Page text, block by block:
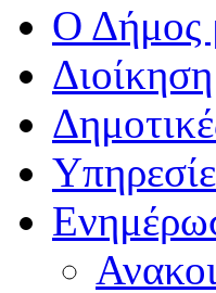
Ο Δήμος
Διοίκηση